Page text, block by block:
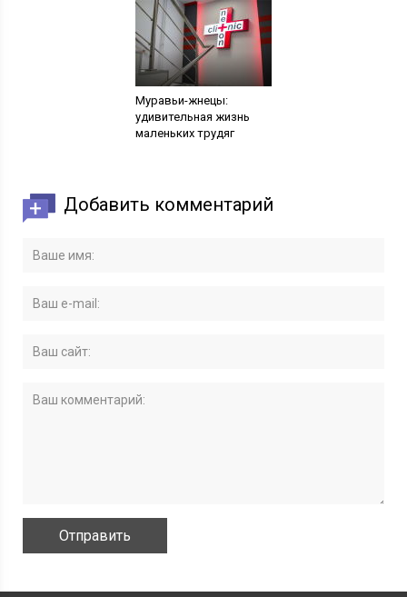
Муравьи-жнецы:
удивительная жизнь
маленьких трудяг
Добавить комментарий